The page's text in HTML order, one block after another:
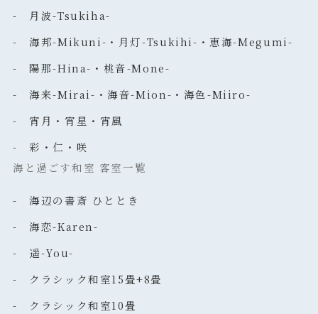
- 月波-Tsukiha-
- 海邦-Mikuni-・月灯-Tsukihi-・恵海-Megumi-
- 陽那-Hina-・桃音-Mone-
- 海来-Mirai-・海音-Mion-・海色-Miiro-
- 宵月・宵星・宵風
- 彩・仁・咲
海と過ごす和室 客室一覧
- 海辺の書斎 ひととき
- 海恋-Karen-
- 遥-You-
- クラシック和室15畳+8畳
- クラシック和室10畳